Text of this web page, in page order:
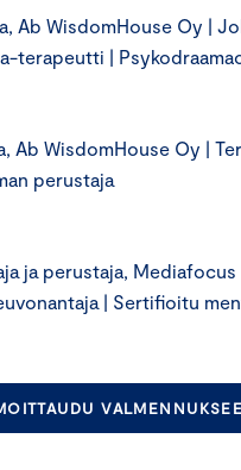
Ab WisdomHouse Oy |
terapeutti |
Ab WisdomHouse Oy |
perustaja
ja perustaja,
| Sertifioitu